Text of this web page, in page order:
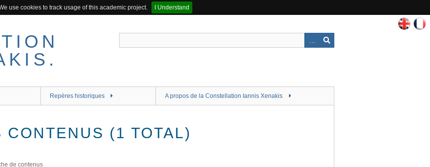
use cookies to track usage of this academic project.
I Understand
Repères historiques A propos de la Constellation Iannis Xenakis
CONTENUS (1 TOTAL)
de contenus